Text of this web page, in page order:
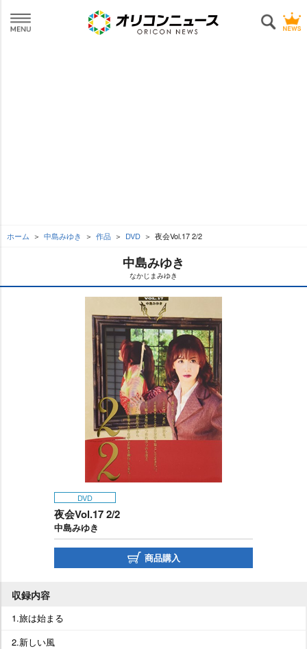
ホーム 中島みゆき 作品 DVD 夜会Vol.17 2/2
中島みゆき
なかじまみゆき
DVD
夜会Vol.17 2/2
中島みゆき
商品購入
収録内容
1.旅は始まる
2.新しい風